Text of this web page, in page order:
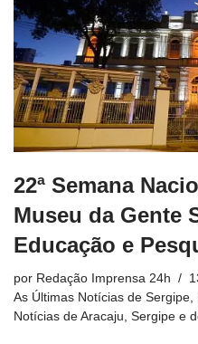
22ª Semana
Museu da Gente
Educação e
por Redação Imprensa 24h
As Últimas Notícias de Sergipe,
Notícias de Aracaju, Sergipe e